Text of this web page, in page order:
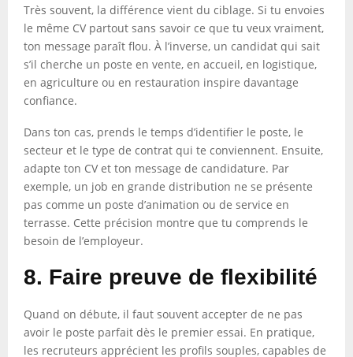
Très souvent, la différence vient du ciblage. Si tu envoies
le même CV partout sans savoir ce que tu veux vraiment,
ton message paraît flou. À l’inverse, un candidat qui sait
s’il cherche un poste en vente, en accueil, en logistique,
en agriculture ou en restauration inspire davantage
confiance.
Dans ton cas, prends le temps d’identifier le poste, le
secteur et le type de contrat qui te conviennent. Ensuite,
adapte ton CV et ton message de candidature. Par
exemple, un job en grande distribution ne se présente
pas comme un poste d’animation ou de service en
terrasse. Cette précision montre que tu comprends le
besoin de l’employeur.
8. Faire preuve de flexibilité
Quand on débute, il faut souvent accepter de ne pas
avoir le poste parfait dès le premier essai. En pratique,
les recruteurs apprécient les profils souples, capables de